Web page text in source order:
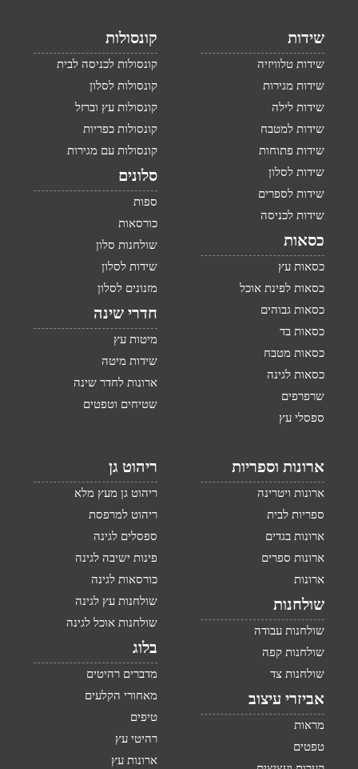
שידות
שידות טלוויזיה
שידות מגירות
שידות לילה
שידות למטבח
שידות פתוחות
שידות לסלון
שידות לספרים
שידות לכניסה
כסאות
כסאות עץ
כסאות לפינת אוכל
כסאות גבוהים
כסאות בד
כסאות מטבח
כסאות לגינה
שרפרפים
ספסלי עץ
קונסולות
קונסולות לכניסה לבית
קונסולות לסלון
קונסולות עץ וברזל
קונסולות כפריות
קונסולות עם מגירות
סלונים
ספות
כורסאות
שולחנות סלון
שידות לסלון
מזנונים לסלון
חדרי שינה
מיטות עץ
שידות מיטה
ארונות לחדר שינה
שטיחים וטפטים
ארונות וספריות
ארונות ויטרינה
ספריות לבית
ארונות בגדים
ארונות ספרים
ארונות
שולחנות
שולחנות עבודה
שולחנות קפה
שולחנות צד
אביזרי עיצוב
מראות
טפטים
ריהוט גן
ריהוט גן מעץ מלא
ריהוט למרפסת
ספסלים לגינה
פינות ישיבה לגינה
כורסאות לגינה
שולחנות עץ לגינה
שולחנות אוכל לגינה
בלוג
מדברים רהיטים
מאחורי הקלעים
טיפים
רהיטי עץ
ארונות עץ